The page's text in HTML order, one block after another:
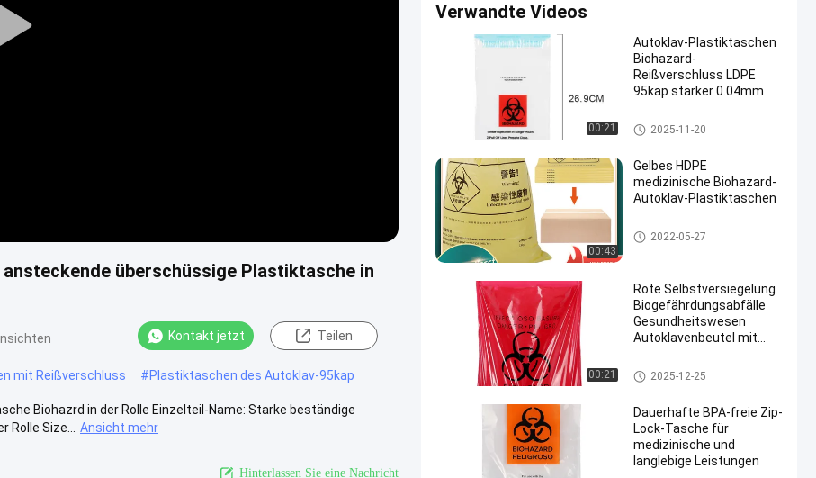
Play
überschüssige Plastiktasche in
Kontakt jetzt Teilen
mit Reißverschluss #Plastiktaschen des Autoklav-95kap
Biohazrd in der Rolle Einzelteil-Name: Starke beständige
Size...
Ansicht mehr
Hinterlassen Sie eine Nachricht
Verwandte Videos
00:21
Autoklav-Plastiktaschen
Biohazard-
Reißverschluss LDPE
95kap starker 0.04mm
Plastiktaschen des Biohazard
2025-11-20
00:43
Gelbes HDPE
medizinische Biohazard-
Autoklav-Plastiktaschen
Plastiktaschen des Biohazard
2022-05-27
00:21
Rote Selbstversiegelung
Biogefährdungsabfälle
Gesundheitswesen
Autoklavenbeutel mit
Plastiktaschen des Biohazard
2025-12-25
Dauerhafte BPA-freie Zip-
Lock-Tasche für
medizinische und
langlebige Leistungen